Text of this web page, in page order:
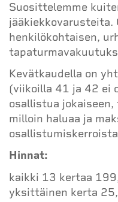
Suosittelemme
henkilökohtaisen,
Kevätkaudella on
(viikoilla 41 ja 42 ei
osallistua
milloin haluaa ja
Hinnat:
kaikki 13 kertaa
yksittäinen kerta